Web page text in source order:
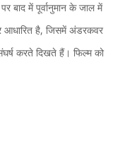
बाद में पूर्वानुमान के जाल में
आधारित है, जिसमें अंडरकवर
करते दिखते हैं। फिल्म को